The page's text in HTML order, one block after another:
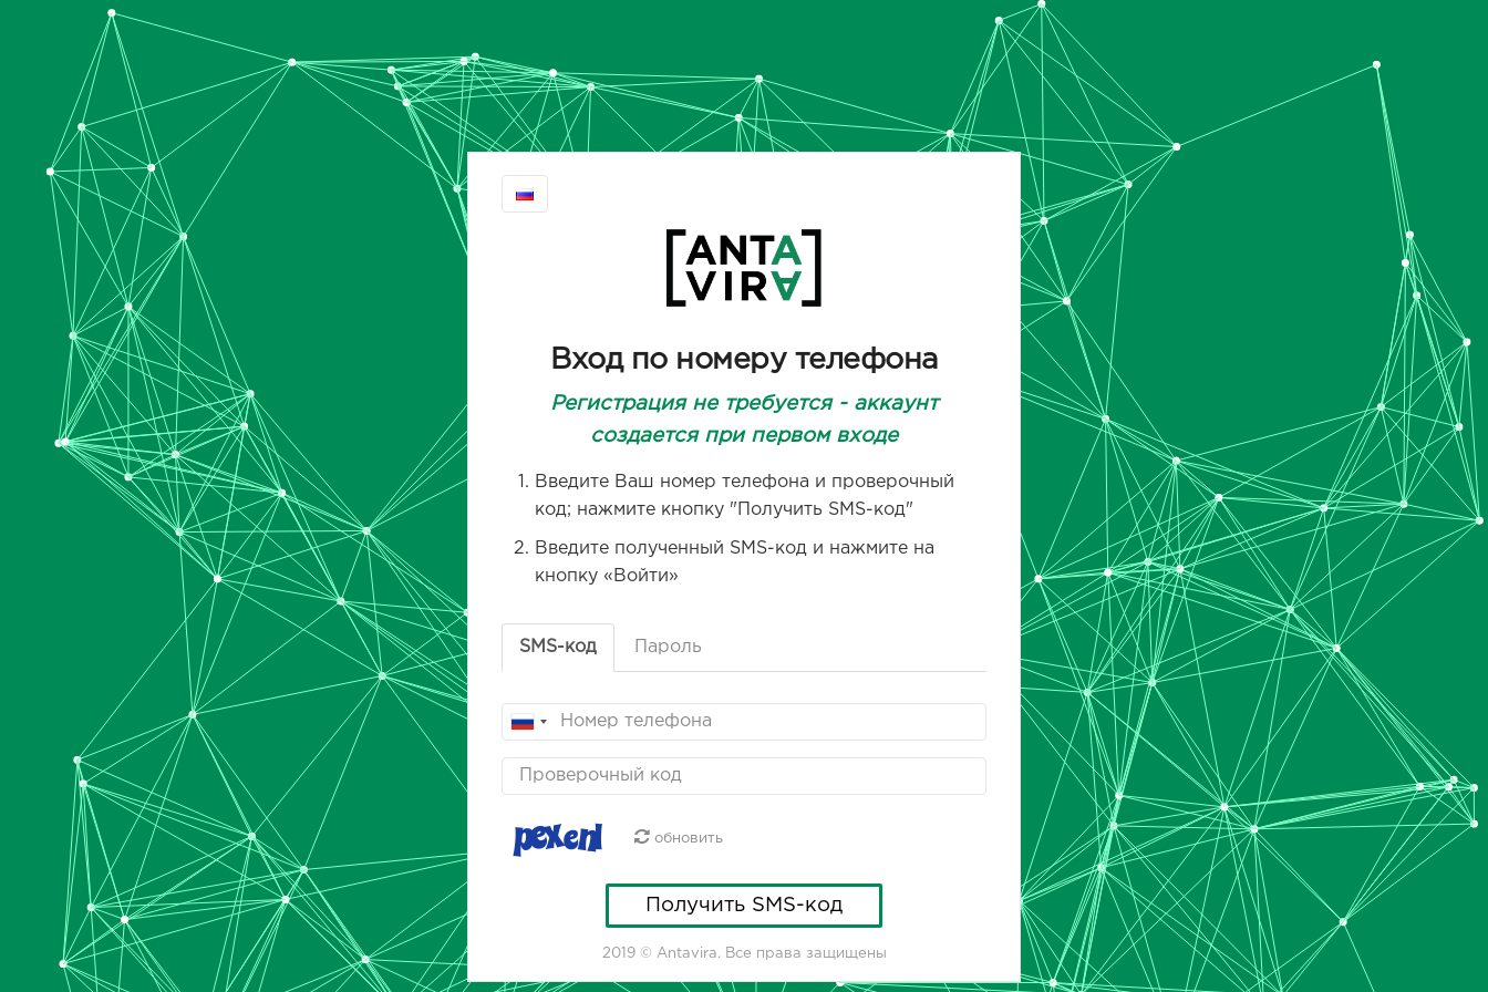
Вход по номеру телефона
Регистрация не требуется - аккаунт
создается при первом входе
Введите Ваш номер телефона и проверочный
код; нажмите кнопку "Получить SMS-код"
Введите полученный SMS-код и нажмите на
кнопку «Войти»
SMS-код Пароль
обновить
2019 © Antavira. Все права защищены